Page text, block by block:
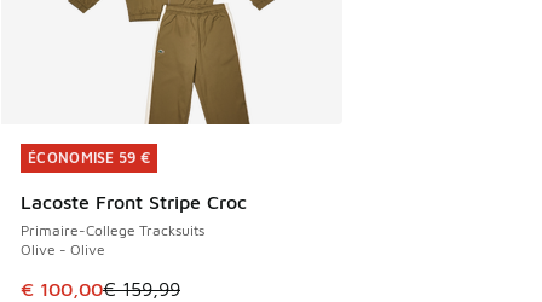
ÉCONOMISE 59 €
Lacoste Front Stripe Croc
Primaire-College Tracksuits
Olive - Olive
Cet article est en promotion. Prix en baisse de € 159,99 à
€ 100,00€ 159,99
ÉCONOMISE 59 €